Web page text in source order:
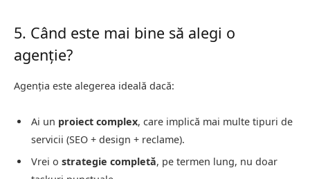
5. Când este mai bine să alegi o
agenție?
Agenția este alegerea ideală dacă:
Ai un proiect complex, care implică mai multe tipuri de
servicii (SEO + design + reclame).
Vrei o strategie completă, pe termen lung, nu doar